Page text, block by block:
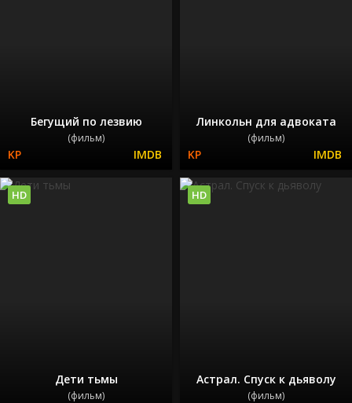
Бегущий по лезвию
(фильм)
Линкольн для адвоката
(фильм)
Дети тьмы
(фильм)
HD
Астрал. Спуск к дьяволу
(фильм)
HD